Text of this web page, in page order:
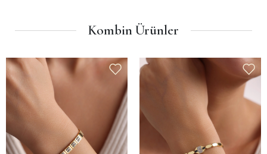
Kombin Ürünler